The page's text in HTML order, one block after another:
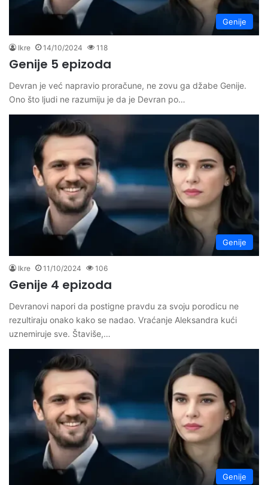
Genije
Ikre 14/10/2024 118
Genije 5 epizoda
Devran je već napravio proračune, ne zovu ga džabe Genije.
Ono što ljudi ne razumiju je da je Devran po…
Genije
Ikre 11/10/2024 106
Genije 4 epizoda
Devranovi napori da postigne pravdu za svoju porodicu ne
rezultiraju onako kako se nadao. Vraćanje Aleksandra kući
uznemiruje sve. Štaviše,…
Genije